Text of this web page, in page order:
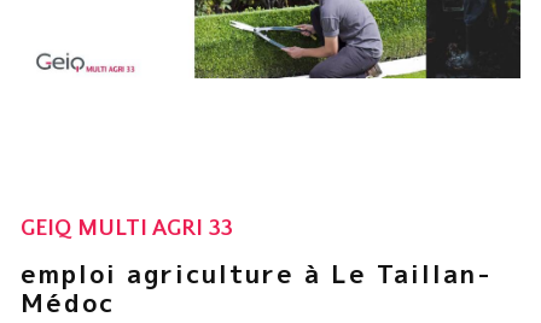
GEIQ MULTI AGRI 33
emploi agriculture à Le Taillan-
Médoc